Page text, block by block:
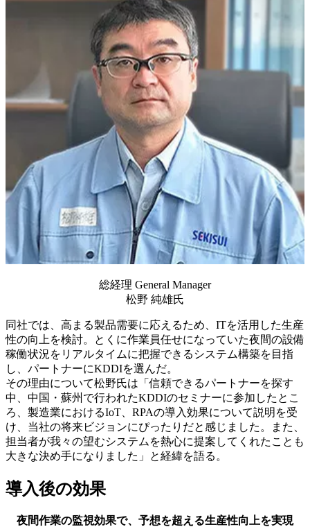
総経理 General Manager
松野 純雄氏
同社では、高まる製品需要に応えるため、ITを活用した生産
性の向上を検討。とくに作業員任せになっていた夜間の設備
稼働状況をリアルタイムに把握できるシステム構築を目指
し、パートナーにKDDIを選んだ。
その理由について松野氏は「信頼できるパートナーを探す
中、中国・蘇州で行われたKDDIのセミナーに参加したとこ
ろ、製造業におけるIoT、RPAの導入効果について説明を受
け、当社の将来ビジョンにぴったりだと感じました。また、
担当者が我々の望むシステムを熱心に提案してくれたことも
大きな決め手になりました」と経緯を語る。
導入後の効果
夜間作業の監視効果で、予想を超える生産性向上を実現